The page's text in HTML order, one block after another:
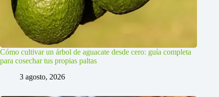
Cómo cultivar un árbol de aguacate desde cero: guía completa
para cosechar tus propias paltas
3 agosto, 2026